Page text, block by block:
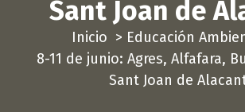
Sant Joan de
Inicio > Educación
8-11 de junio: Agres, Alfafara,
Sant Joan de